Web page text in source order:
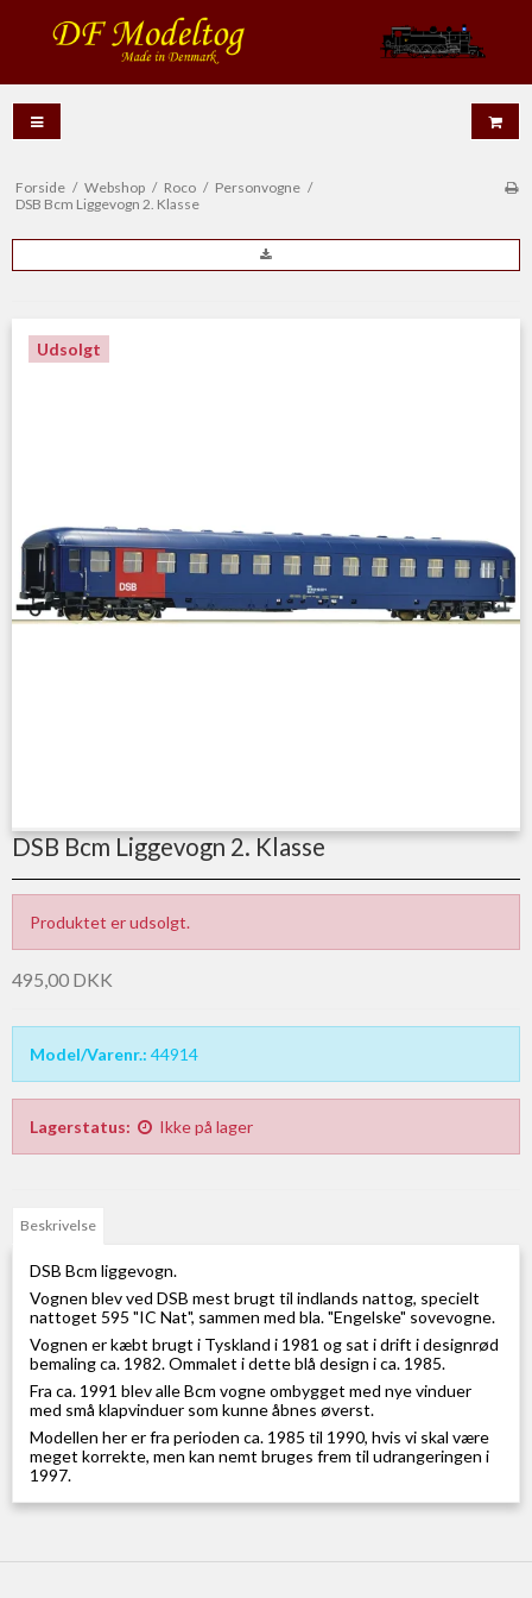
Forside / Webshop / Roco / Personvogne /
DSB Bcm Liggevogn 2. Klasse
Udsolgt
DSB Bcm Liggevogn 2. Klasse
Produktet er udsolgt.
495,00 DKK
Model/Varenr.: 44914
Lagerstatus: Ikke på lager
Beskrivelse
DSB Bcm liggevogn.
Vognen blev ved DSB mest brugt til indlands nattog, specielt
nattoget 595 "IC Nat", sammen med bla. "Engelske" sovevogne.
Vognen er kæbt brugt i Tyskland i 1981 og sat i drift i designrød
bemaling ca. 1982. Ommalet i dette blå design i ca. 1985.
Fra ca. 1991 blev alle Bcm vogne ombygget med nye vinduer
med små klapvinduer som kunne åbnes øverst.
Modellen her er fra perioden ca. 1985 til 1990, hvis vi skal være
meget korrekte, men kan nemt bruges frem til udrangeringen i
1997.